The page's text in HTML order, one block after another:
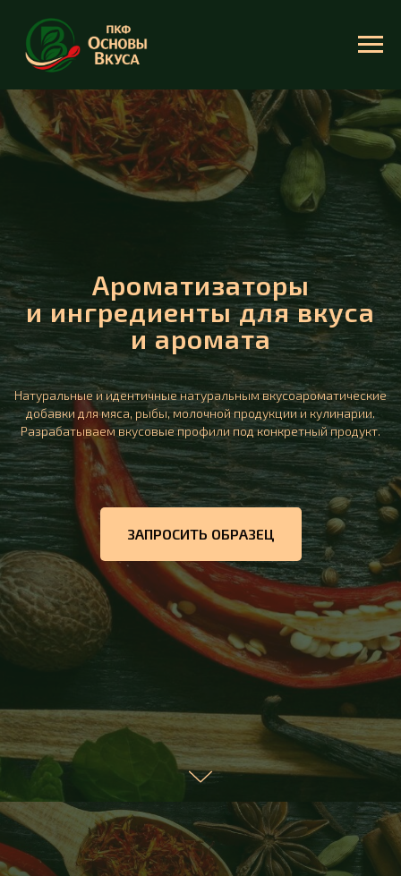
Ароматизаторы
и ингредиенты для вкуса
и аромата
Натуральные и идентичные натуральным вкусоароматические
добавки для мяса, рыбы, молочной продукции и кулинарии.
Разрабатываем вкусовые профили под конкретный продукт.
ЗАПРОСИТЬ ОБРАЗЕЦ